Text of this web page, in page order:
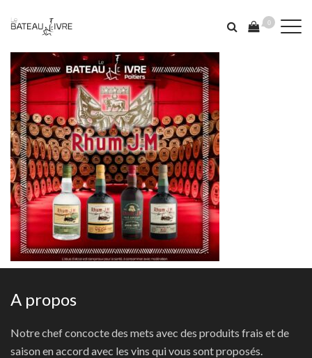
0
A propos
Notre chef concocte des mets avec des produits frais et de
saison en accord avec les vins qui vous sont proposés.